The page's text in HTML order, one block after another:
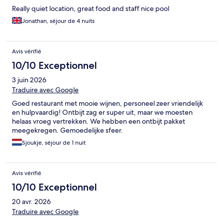
Really quiet location, great food and staff nice pool
Jonathan, séjour de 4 nuits
Avis vérifié
10/10 Exceptionnel
3 juin 2026
Traduire avec Google
Goed restaurant met mooie wijnen, personeel zeer vriendelijk
en hulpvaardig! Ontbijt zag er super uit, maar we moesten
helaas vroeg vertrekken. We hebben een ontbijt pakket
meegekregen. Gemoedelijke sfeer.
Sjoukje, séjour de 1 nuit
Avis vérifié
10/10 Exceptionnel
20 avr. 2026
Traduire avec Google